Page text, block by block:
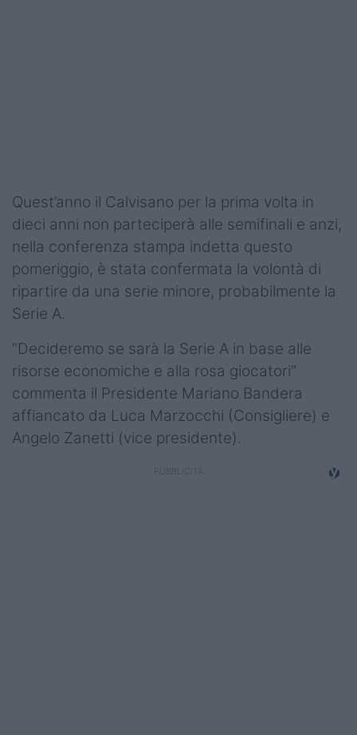
Quest’anno il Calvisano per la prima volta in
dieci anni non parteciperà alle semifinali e anzi,
nella conferenza stampa indetta questo
pomeriggio, è stata confermata la volontà di
ripartire da una serie minore, probabilmente la
Serie A.
“Decideremo se sarà la Serie A in base alle
risorse economiche e alla rosa giocatori”
commenta il Presidente Mariano Bandera
affiancato da Luca Marzocchi (Consigliere) e
Angelo Zanetti (vice presidente).